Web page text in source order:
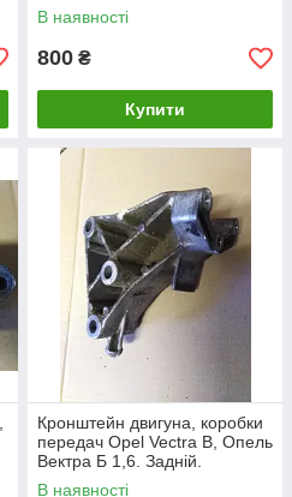
В наявності
800 ₴
Купити
Кронштейн двигуна, коробки
передач Opel Vectra B, Опель
Вектра Б 1,6. Задній.
90497583.
В наявності